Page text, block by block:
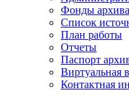
Фонды архива
Список
План работы
Отчеты
Паспорт
Виртуальная
Контактная